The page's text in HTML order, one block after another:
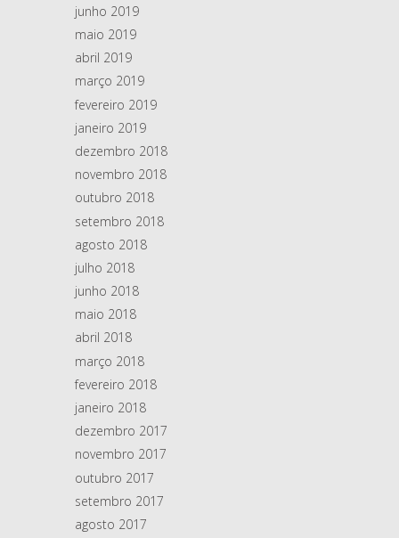
junho 2019
maio 2019
abril 2019
março 2019
fevereiro 2019
janeiro 2019
dezembro 2018
novembro 2018
outubro 2018
setembro 2018
agosto 2018
julho 2018
junho 2018
maio 2018
abril 2018
março 2018
fevereiro 2018
janeiro 2018
dezembro 2017
novembro 2017
outubro 2017
setembro 2017
agosto 2017